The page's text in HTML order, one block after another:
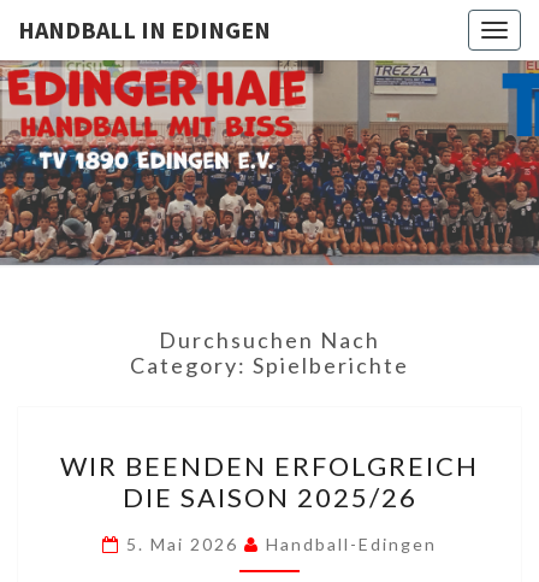
HANDBALL IN EDINGEN
IN
TV
1890
Edingen
Durchsuchen Nach
Category: Spielberichte
BEENDEN
ERFOLGREICH
DIE
SAISON
WIR BEENDEN ERFOLGREICH
DIE SAISON 2025/26
5. Mai 2026 Handball-Edingen